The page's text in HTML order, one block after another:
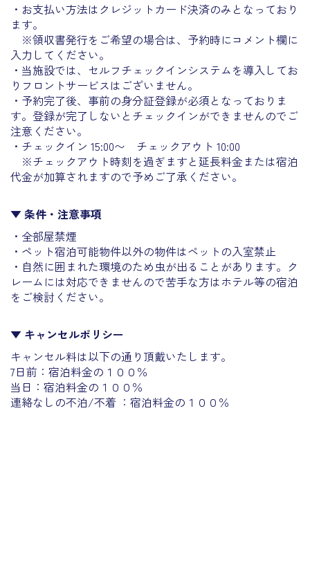
・お支払い方法はクレジットカード決済のみとなっており
ます。
※領収書発行をご希望の場合は、予約時にコメント欄に
入力してください。
・当施設では、セルフチェックインシステムを導入してお
りフロントサービスはございません。
・予約完了後、事前の身分証登録が必須となっておりま
す。登録が完了しないとチェックインができませんのでご
注意ください。
・チェックイン 15:00〜 チェックアウト 10:00
※チェックアウト時刻を過ぎますと延長料金または宿泊
代金が加算されますので予めご了承ください。
▼ 条件・注意事項
・全部屋禁煙
・ペット宿泊可能物件以外の物件はペットの入室禁止
・自然に囲まれた環境のため虫が出ることがあります。 ク
レームには対応できませんので苦手な方はホテル等の宿泊
をご検討ください。
▼ キャンセルポリシー
キャンセル料は以下の通り頂戴いたします。
7日前：宿泊料金の１００％
当日：宿泊料金の１００％
連絡なしの不泊/不着 ：宿泊料金の１００％